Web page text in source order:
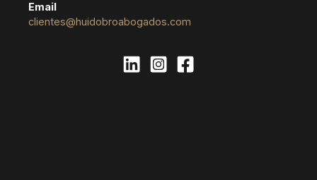
Email
clientes@huidobroabogados.com